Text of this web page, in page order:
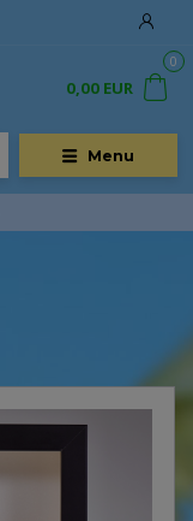
Menu
0
0,00 EUR